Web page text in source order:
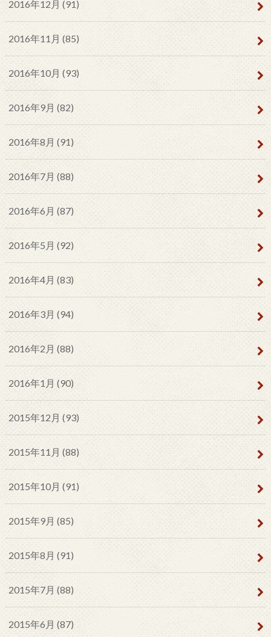
2016年12月 (91)
2016年11月 (85)
2016年10月 (93)
2016年9月 (82)
2016年8月 (91)
2016年7月 (88)
2016年6月 (87)
2016年5月 (92)
2016年4月 (83)
2016年3月 (94)
2016年2月 (88)
2016年1月 (90)
2015年12月 (93)
2015年11月 (88)
2015年10月 (91)
2015年9月 (85)
2015年8月 (91)
2015年7月 (88)
2015年6月 (87)